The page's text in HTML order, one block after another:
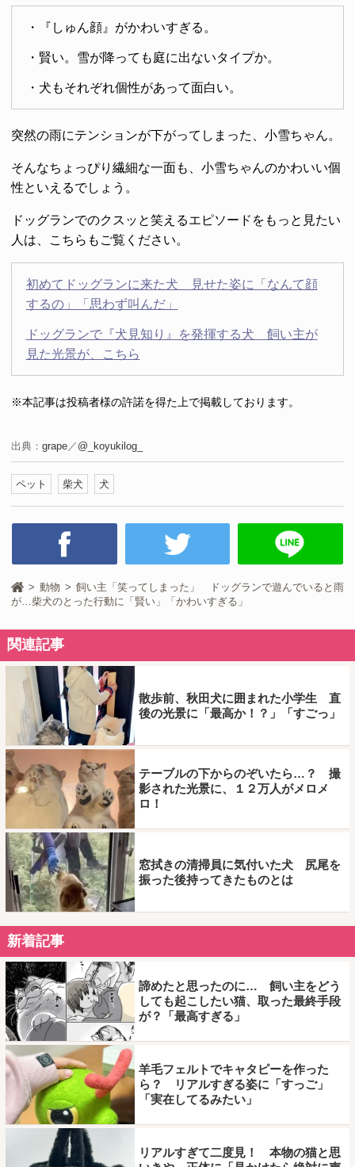
・『しゅん顔』がかわいすぎる。
・賢い。雪が降っても庭に出ないタイプか。
・犬もそれぞれ個性があって面白い。
突然の雨にテンションが下がってしまった、小雪ちゃん。
そんなちょっぴり繊細な一面も、小雪ちゃんのかわいい個
性といえるでしょう。
ドッグランでのクスッと笑えるエピソードをもっと見たい
人は、こちらもご覧ください。
初めてドッグランに来た犬 見せた姿に「なんて顔
するの」「思わず叫んだ」
ドッグランで『犬見知り』を発揮する犬 飼い主が
見た光景が、こちら
※本記事は投稿者様の許諾を得た上で掲載しております。
出典： grape／ @_koyukilog_
ペット 柴犬 犬
動物
飼い主「笑ってしまった」 ドッグランで遊んでいると雨
が…柴犬のとった行動に「賢い」「かわいすぎる」
関連記事
散歩前、秋田犬に囲まれた小学生 直
後の光景に「最高か！？」「すごっ」
テーブルの下からのぞいたら…？ 撮
影された光景に、１２万人がメロメ
ロ！
窓拭きの清掃員に気付いた犬 尻尾を
振った後持ってきたものとは
新着記事
諦めたと思ったのに… 飼い主をどう
しても起こしたい猫、取った最終手段
が？「最高すぎる」
羊毛フェルトでキャタピーを作った
ら？ リアルすぎる姿に「すっご」
「実在してるみたい」
リアルすぎて二度見！ 本物の猫と思